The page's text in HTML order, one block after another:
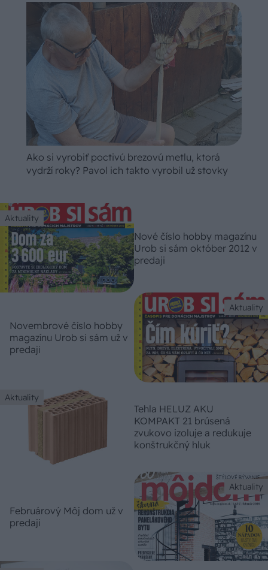
Ako si vyrobiť poctivú brezovú metlu, ktorá
vydrží roky? Pavol ich takto vyrobil už stovky
Aktuality
Nové číslo hobby magazínu
Urob si sám október 2012 v
predaji
Aktuality
Novembrové číslo hobby
magazínu Urob si sám už v
predaji
Aktuality
Tehla HELUZ AKU
KOMPAKT 21 brúsená
zvukovo izoluje a redukuje
konštrukčný hluk
Aktuality
Februárový Môj dom už v
predaji